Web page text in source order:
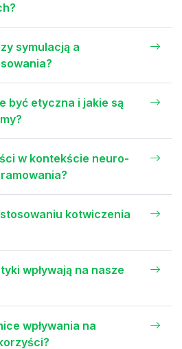
symulacją a
być etyczna i jakie są
w kontekście neuro-
kotwiczenia
wpływają na nasze
wpływania na